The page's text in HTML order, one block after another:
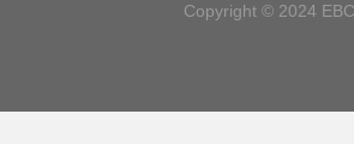
Copyright © 2024 EBC